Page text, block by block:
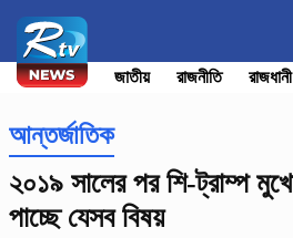
জাতীয় রাজনীতি রাজধানী
আন্তর্জাতিক
২০১৯ সালের পর শি-ট্রাম্প
পাচ্ছে যেসব বিষয়